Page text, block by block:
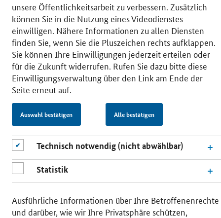
© 2026 Bundesministerium für Wirtschaft und Energie
RSS
Benutzerhinweise
Inhaltsverzeichnis
Impressum
Barrierefreiheit
Datenschutz
Einwilligungsverwaltung
unsere Öffentlichkeitsarbeit zu verbessern. Zusätzlich
können Sie in die Nutzung eines Videodienstes
einwilligen. Nähere Informationen zu allen Diensten
finden Sie, wenn Sie die Pluszeichen rechts aufklappen.
Sie können Ihre Einwilligungen jederzeit erteilen oder
für die Zukunft widerrufen. Rufen Sie dazu bitte diese
Einwilligungsverwaltung über den Link am Ende der
Seite erneut auf.
Auswahl bestätigen Alle bestätigen
Technisch notwendig (nicht abwählbar)
Statistik
Ausführliche Informationen über Ihre Betroffenenrechte
und darüber, wie wir Ihre Privatsphäre schützen,